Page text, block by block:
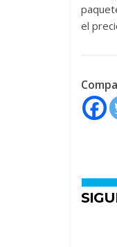
el